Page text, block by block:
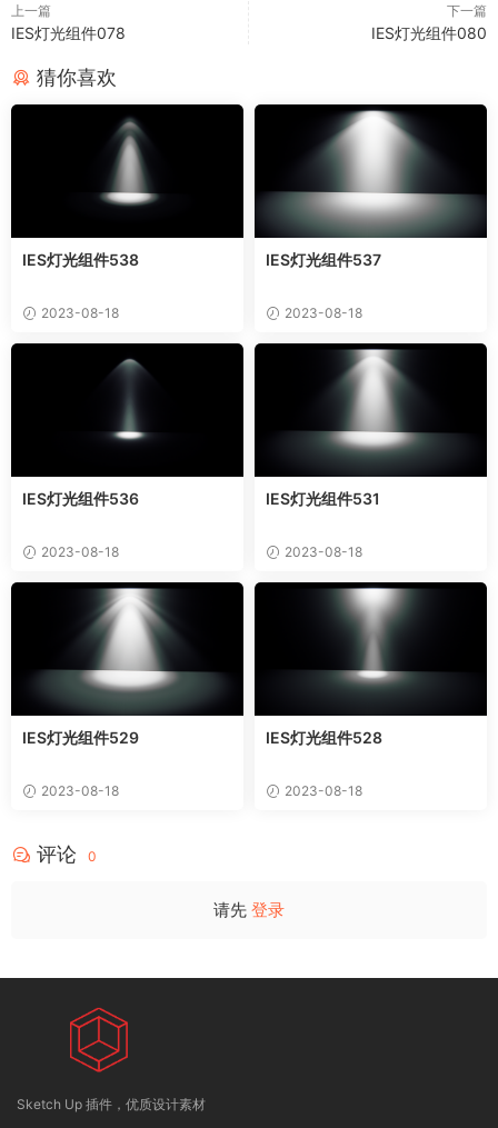
上一篇
IES灯光组件078
下一篇
IES灯光组件080
猜你喜欢
IES灯光组件538
2023-08-18
IES灯光组件537
2023-08-18
IES灯光组件536
2023-08-18
IES灯光组件531
2023-08-18
IES灯光组件529
2023-08-18
IES灯光组件528
2023-08-18
评论 0
请先 登录
Sketch Up 插件，优质设计素材